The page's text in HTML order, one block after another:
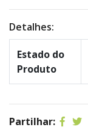
Detalhes:
Estado do
Produto
Partilhar: